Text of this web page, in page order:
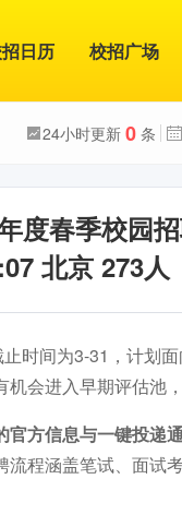
日历 校招广场
24小时更新 0 条
度春季校园
北京 273人
时间为3-31，计划
会进入早期评估池
方信息与一键投递
程涵盖笔试、面试